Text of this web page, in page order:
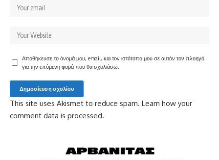
Αποθήκευσε το όνομά μου, email, και τον ιστότοπο μου σε αυτόν τον πλοηγό
για την επόμενη φορά που θα σχολιάσω.
This site uses Akismet to reduce spam. Learn how your
comment data is processed.